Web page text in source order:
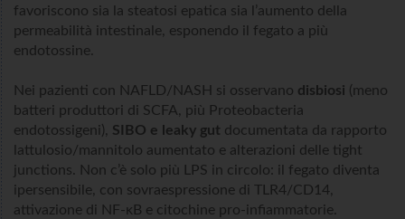
favoriscono sia la steatosi epatica sia l’aumento della
permeabilità intestinale, esponendo il fegato a più
endotossine.
Nei pazienti con NAFLD/NASH si osservano disbiosi (meno
batteri produttori di SCFA, più Proteobacteria
endotossigeni), SIBO e leaky gut documentata da rapporto
lattulosio/mannitolo aumentato e alterazioni delle tight
junctions. Non c’è solo più LPS in circolo: il fegato diventa
ipersensibile, con sovraespressione di TLR4/CD14,
attivazione di NF-κB e citochine pro-infiammatorie.